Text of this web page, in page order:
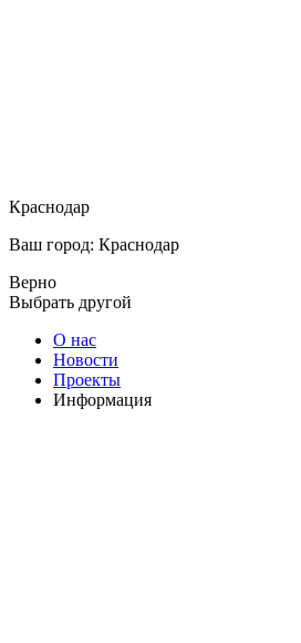
Краснодар
Ваш город: Краснодар
Верно
Выбрать другой
О нас
Новости
Проекты
Информация